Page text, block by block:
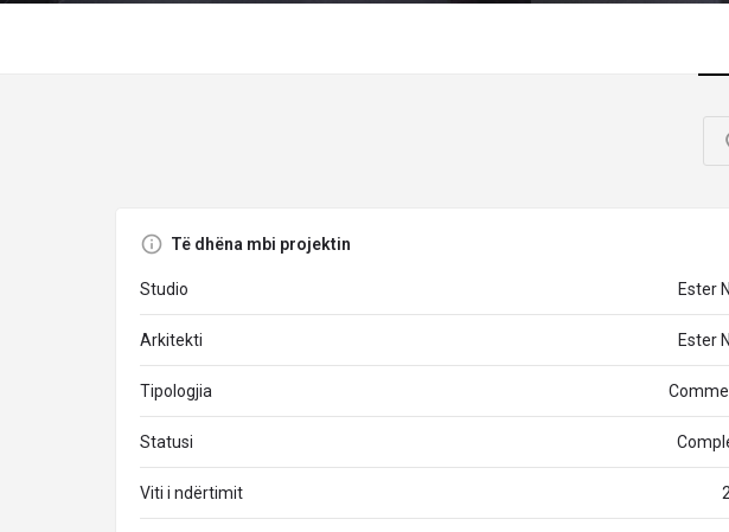
Të dhëna mbi projektin
Studio Ester
Arkitekti Ester
Tipologjia
Statusi
Viti i ndërtimit